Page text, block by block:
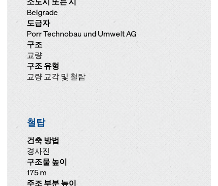
Belgrade
도급자
Porr Technobau und Umwelt AG
구조
교량
구조 유형
교량 교각 및 철탑
철탑
건축 방법
경사진
구조물 높이
175 m
주조 부분 높이